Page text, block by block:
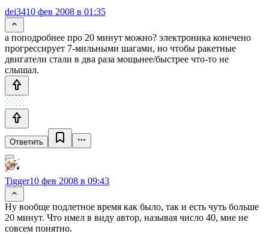
dei3410 фев 2008 в 01:35
а поподробнее про 20 минут можно? электроника конечено
прогрессирует 7-мильными шагами, но чтобы ракетные
двигатели стали в два раза мощьнее/быстрее что-то не
слышал.
Ответить
Tigger10 фев 2008 в 09:43
Ну вообще подлетное время как было, так и есть чуть больше
20 минут. Что имел в виду автор, называя число 40, мне не
совсем понятно.